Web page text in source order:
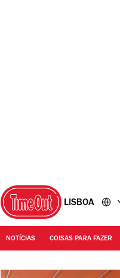
LISBOA
NOTÍCIAS COISAS PARA FAZER